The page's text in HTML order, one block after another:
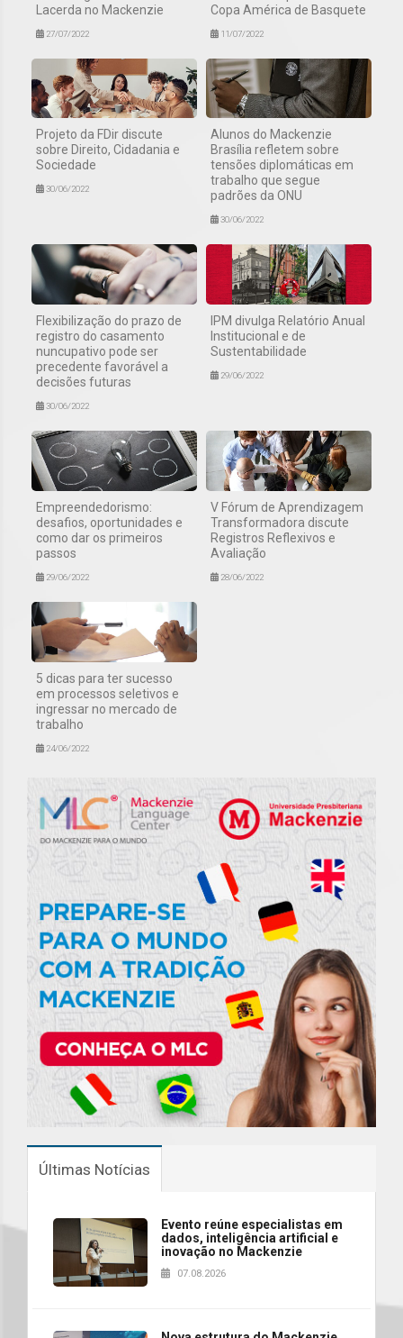
Lacerda no Mackenzie
27/07/2022
Copa América de Basquete
11/07/2022
Projeto da FDir discute
sobre Direito, Cidadania e
Sociedade
30/06/2022
Alunos do Mackenzie
Brasília refletem sobre
tensões diplomáticas em
trabalho que segue
padrões da ONU
30/06/2022
Flexibilização do prazo de
registro do casamento
nuncupativo pode ser
precedente favorável a
decisões futuras
30/06/2022
IPM divulga Relatório Anual
Institucional e de
Sustentabilidade
29/06/2022
Empreendedorismo:
desafios, oportunidades e
como dar os primeiros
passos
29/06/2022
V Fórum de Aprendizagem
Transformadora discute
Registros Reflexivos e
Avaliação
28/06/2022
5 dicas para ter sucesso
em processos seletivos e
ingressar no mercado de
trabalho
24/06/2022
Últimas Notícias
Evento reúne especialistas em
dados, inteligência artificial e
inovação no Mackenzie
07.08.2026